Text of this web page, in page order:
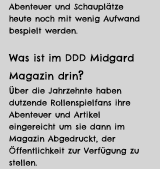
Abenteuer und Schauplätze
heute noch mit wenig Aufwand
bespielt werden.
Was ist im DDD Midgard
Magazin drin?
Über die Jahrzehnte haben
dutzende Rollenspielfans ihre
Abenteuer und Artikel
eingereicht um sie dann im
Magazin Abgedruckt, der
Öffentlichkeit zur Verfügung zu
stellen.